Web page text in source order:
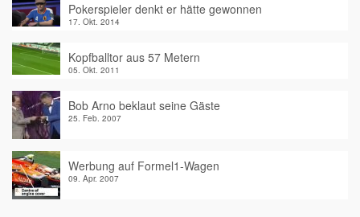
Pokerspieler denkt er hätte gewonnen
17. Okt. 2014
Kopfballtor aus 57 Metern
05. Okt. 2011
Bob Arno beklaut seine Gäste
25. Feb. 2007
Werbung auf Formel1-Wagen
09. Apr. 2007